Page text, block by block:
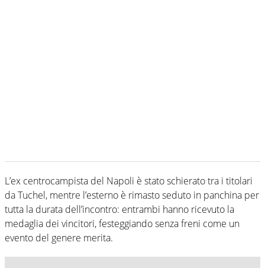
L’ex centrocampista del Napoli è stato schierato tra i titolari
da Tuchel, mentre l’esterno è rimasto seduto in panchina per
tutta la durata dell’incontro: entrambi hanno ricevuto la
medaglia dei vincitori, festeggiando senza freni come un
evento del genere merita.